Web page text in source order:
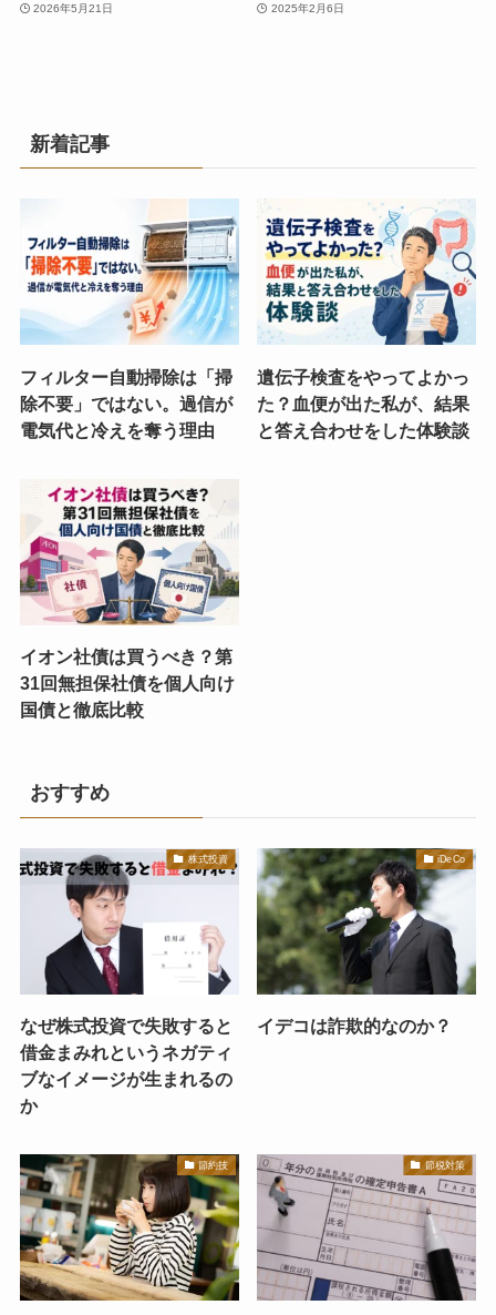
2026年5月21日 2025年2月6日
新着記事
フィルター自動掃除は「掃
除不要」ではない。過信が
電気代と冷えを奪う理由
遺伝子検査をやってよかっ
た？血便が出た私が、結果
と答え合わせをした体験談
イオン社債は買うべき？第
31回無担保社債を個人向け
国債と徹底比較
おすすめ
株式投資
なぜ株式投資で失敗すると
借金まみれというネガティ
ブなイメージが生まれるの
か
iDeCo
イデコは詐欺的なのか？
節約技 節税対策